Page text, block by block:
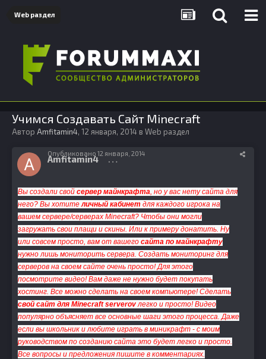
Web раздел
Учимся Создавать Сайт Minecraft
Автор Amfitamin4, 12 января, 2014 в Web раздел
Amfitamin4 0
Опубликовано 12 января, 2014
Вы создали свой сервер майнкрафта, но у вас нету сайта для
него? Вы хотителичный кабинет для каждого игрока на
вашем сервере/серверах Minecraft? Чтобы они могли
загружать свои плащи и скины. Или к примеру донатить. Ну
или совсем просто, вам от вашего сайта по майнкрафту
нужно лишь мониторить сервера. Создать мониторинг для
серверов на своем сайте очень просто! Для этого
посмотрите видео! Вам даже не нужно будет покупать
хостинг. Все можно сделать на своем компьютере! Сделать
свой сайт для Minecraft serverovлегко и просто! Видео
популярно объясняет все основные шаги этого процесса. Даже
если вы школьник и любите играть в миникрафт - с моим
руководством по созданию сайта это будет легко и просто.
Все вопросы и предложения пишите в комментариях.